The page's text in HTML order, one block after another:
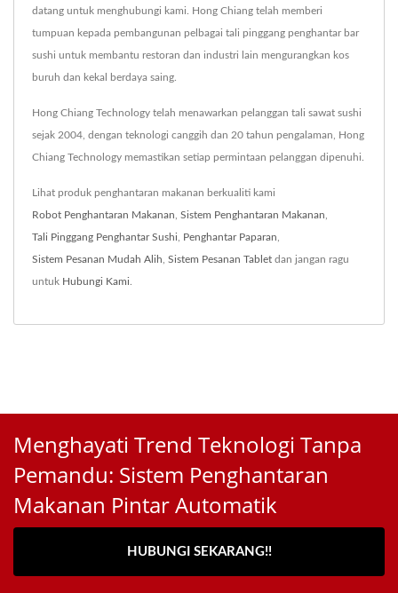
datang untuk menghubungi kami. Hong Chiang telah memberi
tumpuan kepada pembangunan pelbagai tali pinggang penghantar bar
sushi untuk membantu restoran dan industri lain mengurangkan kos
buruh dan kekal berdaya saing.
Hong Chiang Technology telah menawarkan pelanggan tali sawat sushi
sejak 2004, dengan teknologi canggih dan 20 tahun pengalaman, Hong
Chiang Technology memastikan setiap permintaan pelanggan dipenuhi.
Lihat produk penghantaran makanan berkualiti kami
Robot Penghantaran Makanan Sistem Penghantaran Makanan
Tali Pinggang Penghantar Sushi Penghantar Paparan
Sistem Pesanan Mudah Alih Sistem Pesanan Tablet dan jangan ragu
untuk Hubungi Kami
Menghayati Trend Teknologi Tanpa
Pemandu: Sistem Penghantaran
Makanan Pintar Automatik
HUBUNGI SEKARANG!!